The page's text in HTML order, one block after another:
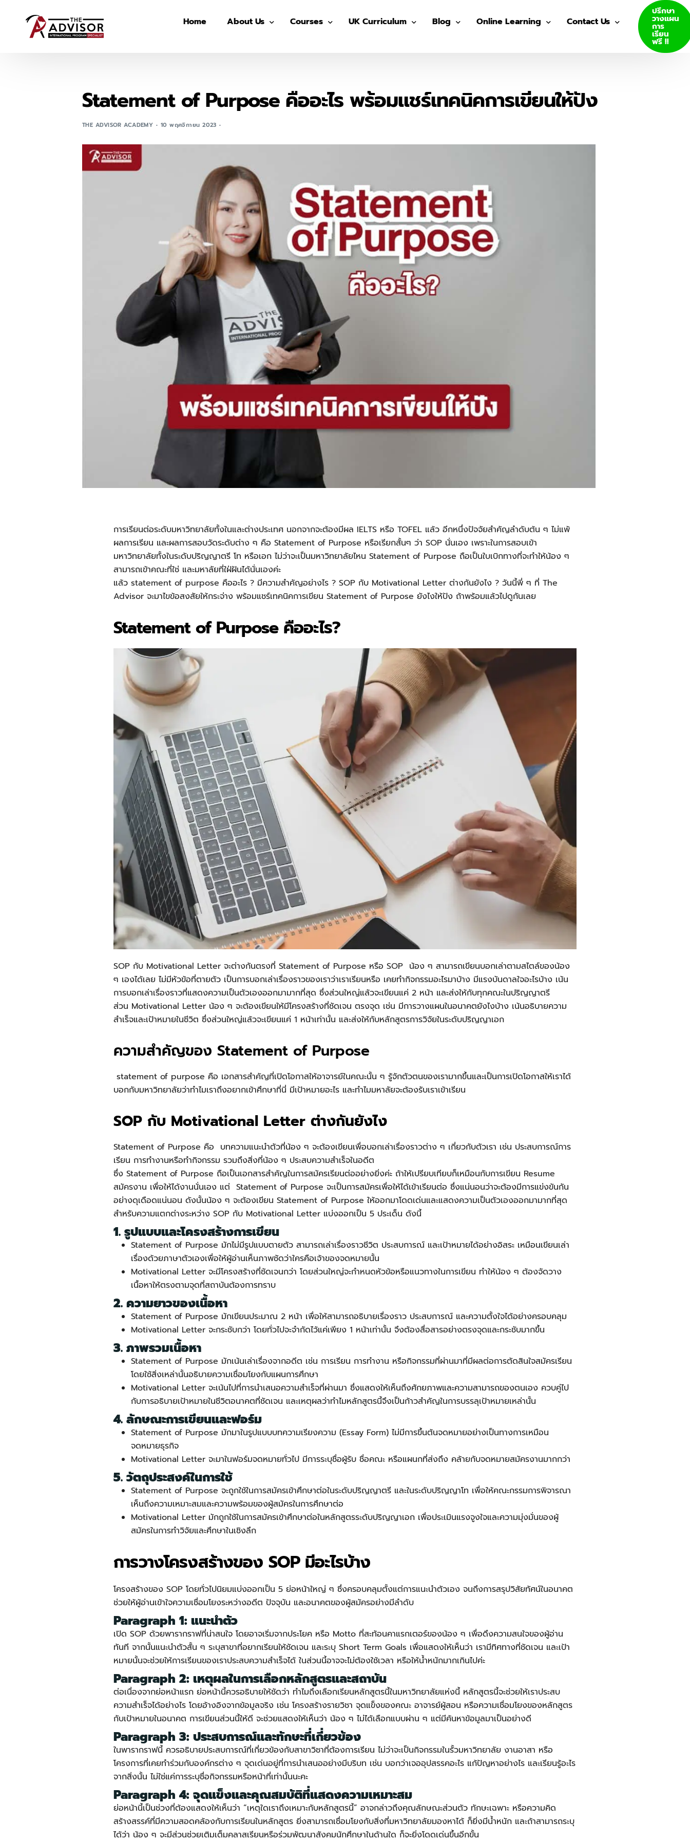
Home About Us
The Advisor On-site
Courses
ติว IGCSE
UK Curriculum
IGCSE (Year 10-11)
Blog
SAT
Online Learning
GED E-Books
Contact Us
ปรึกษา
วางแผน
การ
เรียน
ฟรี !!
Statement of Purpose คืออะไร พร้อมแชร์เทคนิคการเขียนให้ปัง
THE ADVISOR ACADEMY 10 พฤศจิกายน 2023
การเรียนต่อระดับมหาวิทยาลัยทั้งในและต่างประเทศ นอกจากจะต้องมีผล IELTS หรือ TOFEL แล้ว อีกหนึ่งปัจจัยสำคัญลำดับต้น ๆ ไม่แพ้
ผลการเรียน และผลการสอบวัดระดับต่าง ๆ คือStatement of Purpose หรือเรียกสั้นๆ ว่าSOP นั่นเอง เพราะในการสอบเข้า
มหาวิทยาลัยทั้งในระดับปริญญาตรี โท หรือเอก ไม่ว่าจะเป็นมหาวิทยาลัยไหนStatement of Purposeถือเป็นใบเบิกทางที่จะทำให้น้อง ๆ
สามารถเข้าคณะที่ใช่ และมหาลัยที่ใฝ่ฝันได้นั่นเองค่ะ
แล้ว statement of purpose คืออะไร ? มีความสำคัญอย่างไร ?SOP กับ Motivational Letter ต่างกันยังไง ? วันนี้พี่ ๆ ที่ The
Advisor จะมาไขข้อสงสัยให้กระจ่าง พร้อมแชร์เทคนิคการเขียนStatement of Purpose ยังไงให้ปัง ถ้าพร้อมแล้วไปดูกันเลย
Statement of Purpose คืออะไร?
SOP กับ Motivational Letter จะต่างกันตรงที่Statement of Purpose หรือ SOP น้อง ๆ สามารถเขียนบอกเล่าตามสไตล์ของน้อง
ๆ เองได้เลย ไม่มีหัวข้อที่ตายตัว เป็นการบอกเล่าเรื่องราวของเราว่าเราเรียนหรือ เคยทำกิจกรรมอะไรมาบ้าง มีแรงบันดาลใจอะไรบ้าง เน้น
การบอกเล่าเรื่องราวที่แสดงความเป็นตัวเองออกมามากที่สุด ซึ่งส่วนใหญ่แล้วจะเขียนแค่ 2 หน้า และส่งให้กับทุกคณะในปริญญาตรี
ส่วน Motivational Letter น้อง ๆ จะต้องเขียนให้มีโครงสร้างที่ชัดเจน ตรงจุด เช่น มีการวางแผนในอนาคตยังไงบ้าง เน้นอธิบายความ
สำเร็จและเป้าหมายในชีวิต ซึ่งส่วนใหญ่แล้วจะเขียนแค่ 1 หน้าเท่านั้น และส่งให้กับหลักสูตรการวิจัยในระดับปริญญาเอก
ความสำคัญของ Statement of Purpose
statement of purpose คือ เอกสารสำคัญที่เปิดโอกาสให้อาจารย์ในคณะนั้น ๆ รู้จักตัวตนของเรามากขึ้นและเป็นการเปิดโอกาสให้เราได้
บอกกับมหาวิทยาลัยว่าทำไมเราถึงอยากเข้าศึกษาที่นี่ มีเป้าหมายอะไร และทำไมมหาลัยจะต้องรับเราเข้าเรียน
SOP กับ Motivational Letter ต่างกันยังไง
Statement of Purpose คือ บทความแนะนำตัวที่น้อง ๆ จะต้องเขียนเพื่อบอกเล่าเรื่องราวต่าง ๆ เกี่ยวกับตัวเรา เช่น ประสบการณ์การ
เรียน การทำงานหรือทำกิจกรรม รวมถึงสิ่งที่น้อง ๆ ประสบความสำเร็จในอดีต
ซึ่งStatement of Purposeถือเป็นเอกสารสำคัญในการสมัครเรียนต่ออย่างยิ่งค่ะ ถ้าให้เปรียบเทียบก็เหมือนกับการเขียน Resume
สมัครงาน เพื่อให้ได้งานนั่นเอง แต่Statement of Purposeจะเป็นการสมัครเพื่อให้ได้เข้าเรียนต่อ ซึ่งแน่นอนว่าจะต้องมีการแข่งขันกัน
อย่างดุเดือดแน่นอน ดังนั้นน้อง ๆ จะต้องเขียนStatement of Purposeให้ออกมาโดดเด่นและแสดงความเป็นตัวเองออกมามากที่สุด
สำหรับความแตกต่างระหว่าง SOP กับ Motivational Letter แบ่งออกเป็น 5 ประเด็น ดังนี้
1. รูปแบบและโครงสร้างการเขียน
Statement of Purpose มักไม่มีรูปแบบตายตัว สามารถเล่าเรื่องราวชีวิต ประสบการณ์ และเป้าหมายได้อย่างอิสระ เหมือนเขียนเล่า
เรื่องด้วยภาษาตัวเองเพื่อให้ผู้อ่านเห็นภาพชัดว่าใครคือเจ้าของจดหมายนั้น
Motivational Letter จะมีโครงสร้างที่ชัดเจนกว่า โดยส่วนใหญ่จะกำหนดหัวข้อหรือแนวทางในการเขียน ทำให้น้อง ๆ ต้องจัดวาง
เนื้อหาให้ตรงตามจุดที่สถาบันต้องการทราบ
2. ความยาวของเนื้อหา
Statement of Purpose มักเขียนประมาณ 2 หน้า เพื่อให้สามารถอธิบายเรื่องราว ประสบการณ์ และความตั้งใจได้อย่างครอบคลุม
Motivational Letter จะกระชับกว่า โดยทั่วไปจะจำกัดไว้แค่เพียง 1 หน้าเท่านั้น จึงต้องสื่อสารอย่างตรงจุดและกระชับมากขึ้น
3. ภาพรวมเนื้อหา
Statement of Purpose มักเน้นเล่าเรื่องจากอดีต เช่น การเรียน การทำงาน หรือกิจกรรมที่ผ่านมาที่มีผลต่อการตัดสินใจสมัครเรียน
โดยใช้สิ่งเหล่านั้นอธิบายความเชื่อมโยงกับแผนการศึกษา
Motivational Letter จะเน้นไปที่การนำเสนอความสำเร็จที่ผ่านมา ซึ่งแสดงให้เห็นถึงศักยภาพและความสามารถของตนเอง ควบคู่ไป
กับการอธิบายเป้าหมายในชีวิตอนาคตที่ชัดเจน และเหตุผลว่าทำไมหลักสูตรนี้จึงเป็นก้าวสำคัญในการบรรลุเป้าหมายเหล่านั้น
4. ลักษณะการเขียนและฟอร์ม
Statement of Purpose มักมาในรูปแบบบทความเรียงความ (Essay Form) ไม่มีการขึ้นต้นจดหมายอย่างเป็นทางการเหมือน
จดหมายธุรกิจ
Motivational Letter จะมาในฟอร์มจดหมายทั่วไป มีการระบุชื่อผู้รับ ชื่อคณะ หรือแผนกที่ส่งถึง คล้ายกับจดหมายสมัครงานมากกว่า
5. วัตถุประสงค์ในการใช้
Statement of Purpose จะถูกใช้ในการสมัครเข้าศึกษาต่อในระดับปริญญาตรี และในระดับปริญญาโท เพื่อให้คณะกรรมการพิจารณา
เห็นถึงความเหมาะสมและความพร้อมของผู้สมัครในการศึกษาต่อ
Motivational Letter มักถูกใช้ในการสมัครเข้าศึกษาต่อในหลักสูตรระดับปริญญาเอก เพื่อประเมินแรงจูงใจและความมุ่งมั่นของผู้
สมัครในการทำวิจัยและศึกษาในเชิงลึก
การวางโครงสร้างของ SOP มีอะไรบ้าง
โครงสร้างของ SOP โดยทั่วไปนิยมแบ่งออกเป็น 5 ย่อหน้าใหญ่ ๆ ซึ่งครอบคลุมตั้งแต่การแนะนำตัวเอง จนถึงการสรุปวิสัยทัศน์ในอนาคต
ช่วยให้ผู้อ่านเข้าใจความเชื่อมโยงระหว่างอดีต ปัจจุบัน และอนาคตของผู้สมัครอย่างมีลำดับ
Paragraph 1: แนะนำตัว
เปิด SOP ด้วยพารากราฟที่น่าสนใจ โดยอาจเริ่มจากประโยค หรือ Motto ที่สะท้อนคาแรกเตอร์ของน้อง ๆ เพื่อดึงความสนใจของผู้อ่าน
ทันที จากนั้นแนะนำตัวสั้น ๆ ระบุสาขาที่อยากเรียนให้ชัดเจน และระบุ Short Term Goals เพื่อแสดงให้เห็นว่า เรามีทิศทางที่ชัดเจน และเป้า
หมายนั้นจะช่วยให้การเรียนของเราประสบความสำเร็จได้ ในส่วนนี้อาจจะไม่ต้องใช้เวลา หรือให้น้ำหนักมากเกินไปค่ะ
Paragraph 2: เหตุผลในการเลือกหลักสูตรและสถาบัน
ต่อเนื่องจากย่อหน้าแรก ย่อหน้านี้ควรอธิบายให้ชัดว่า ทำไมถึงเลือกเรียนหลักสูตรนี้ในมหาวิทยาลัยแห่งนี้ หลักสูตรนี้จะช่วยให้เราประสบ
ความสำเร็จได้อย่างไร โดยอ้างอิงจากข้อมูลจริง เช่น โครงสร้างรายวิชา จุดแข็งของคณะ อาจารย์ผู้สอน หรือความเชื่อมโยงของหลักสูตร
กับเป้าหมายในอนาคต การเขียนส่วนนี้ให้ดี จะช่วยแสดงให้เห็นว่า น้อง ๆ ไม่ได้เลือกแบบผ่าน ๆ แต่มีค้นหาข้อมูลมาเป็นอย่างดี
Paragraph 3: ประสบการณ์และทักษะที่เกี่ยวข้อง
ในพารากราฟนี้ ควรอธิบายประสบการณ์ที่เกี่ยวข้องกับสาขาวิชาที่ต้องการเรียน ไม่ว่าจะเป็นกิจกรรมในรั้วมหาวิทยาลัย งานอาสา หรือ
โครงการที่เคยทำร่วมกับองค์กรต่าง ๆ จุดเด่นอยู่ที่การนำเสนออย่างมีบริบท เช่น บอกว่าเจออุปสรรคอะไร แก้ปัญหาอย่างไร และเรียนรู้อะไร
จากสิ่งนั้น ไม่ใช่แค่การระบุชื่อกิจกรรมหรือหน้าที่เท่านั้นนะคะ
Paragraph 4: จุดแข็งและคุณสมบัติที่แสดงความเหมาะสม
ย่อหน้านี้เป็นช่วงที่ต้องแสดงให้เห็นว่า “เหตุใดเราถึงเหมาะกับหลักสูตรนี้” อาจกล่าวถึงคุณลักษณะส่วนตัว ทักษะเฉพาะ หรือความคิด
สร้างสรรค์ที่มีความสอดคล้องกับการเรียนในหลักสูตร ยิ่งสามารถเชื่อมโยงกับสิ่งที่มหาวิทยาลัยมองหาได้ ก็ยิ่งมีน้ำหนัก และถ้าสามารถระบุ
ได้ว่า น้อง ๆ จะมีส่วนช่วยเติมเต็มคลาสเรียนหรือร่วมพัฒนาสังคมนักศึกษาในด้านใด ก็จะยิ่งโดดเด่นขึ้นอีกขั้น